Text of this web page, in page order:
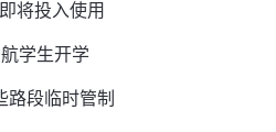
将投入使用
学生开学
路段临时管制